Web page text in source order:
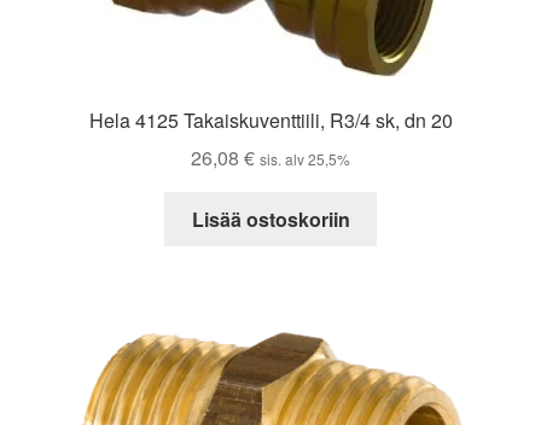
Hela 4125 Takaiskuventtiili, R3/4 sk, dn 20
26,08 € sis. alv 25,5%
Lisää ostoskoriin